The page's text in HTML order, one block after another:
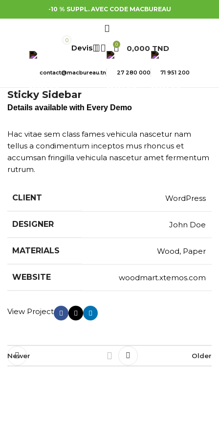
-10 % SUPPL. AVEC CODE MACBUREAU
0
0 0,000 TND
contact@macbureau.tn 27 280 000 71 951 200
Sticky Sidebar
Details available with Every Demo
Hac vitae sem class fames vehicula nascetur nam
tellus a condimentum inceptos mus rhoncus et
accumsan fringilla vehicula nascetur amet fermentum
rutrum.
CLIENT WordPress
DESIGNER John Doe
MATERIALS Wood, Paper
WEBSITE woodmart.xtemos.com
View Project
Newer Older